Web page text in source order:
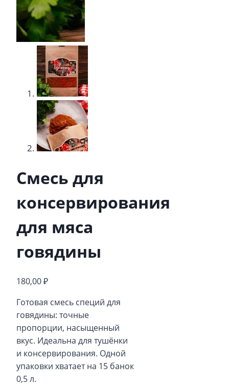
Смесь для
консервирования
для мяса
говядины
180,00₽
Готовая смесь специй для
говядины: точные
пропорции, насыщенный
вкус. Идеальна для тушёнки
и консервирования. Одной
упаковки хватает на 15 банок
0,5 л.